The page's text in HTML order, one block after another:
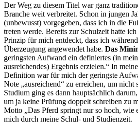
Der Weg zu diesem Titel war ganz
Branche weit verbreitet. Schon in jungen
(unbewusst) vorgegeben, dass ich in die
treten werde. Bereits zur Schulzeit hatte
Prinzip für mich entdeckt, dass ich
Überzeugung angewendet habe. Das
geringsten Aufwand ein definiertes (in
ausreichendes) Ergebnis erzielen.“ In
Definition war für mich der geringste
Note „ausreichend“ zu erreichen, um nicht
Studium ging es dann hauptsächlich
um ja keine Prüfung doppelt schreiben zu
Motto „Das Pferd springt nur so hoch, wie
mich durch meine Schul- und Studienzeit.